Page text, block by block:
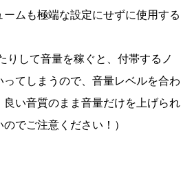
ムも極端な設定にせずに使用する
りして音量を稼ぐと、付帯するノ
てしまうので、音量レベルを合わ
い音質のまま音量だけを上げられ
でご注意ください！）